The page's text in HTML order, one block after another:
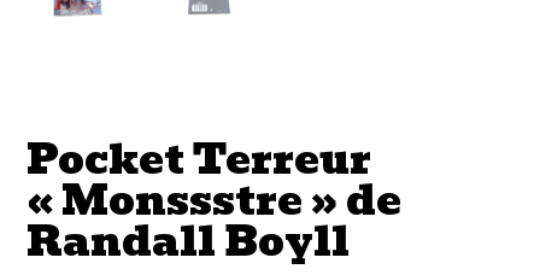
Pocket Terreur
« Monssstre » de
Randall Boyll